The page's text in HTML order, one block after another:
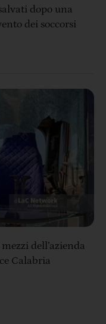
dopo una
dei soccorsi
dell’azienda
Calabria